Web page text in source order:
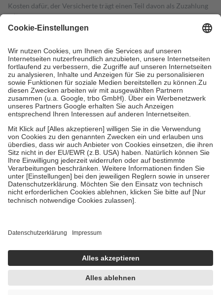
Kosten dafür, der Versicherte trägt einen Teil davon als Zuzahlung
mit.
Grundsätzlich leisten Mitglieder Zuzahlungen in Höhe von zehn
höchstens zehn Euro.
Es sind jedoch nie mehr als die tatsächlichen
Kosten der Leistung zu entrichten.
Diese Regeln gelten grundsätzlich auch für Online-Apotheken.
Bei Heilmitteln und häuslicher Krankenpflege beträgt die
Zuzahlung zehn Prozent der Kosten sowie zehn Euro je
Verordnung.
Um das Engagement der Versicherten für ihre eigene Gesundheit zu
stärken und die besondere Stellung der Familie zu unterstützen,
fallenkeine Zuzahlungenan bei:
• Kindern und Jugendlichen bis zum vollendeten 18. Lebensjahr
mit Ausnahme der Fahrkosten
• Untersuchungen zur Vorsorge und Früherkennung, die von der
GKV getragen werden
• empfohlenen Schutzimpfungen
• Harn- und Blutteststreifen
getroffen, um sicherzustellen, dass es sich um echte Bewertungen
https://help.etrusted.com/hc/de/articles/4419944605341
Einige Bilder und Inhalte wurden unter Zuhilfenahme künstlicher